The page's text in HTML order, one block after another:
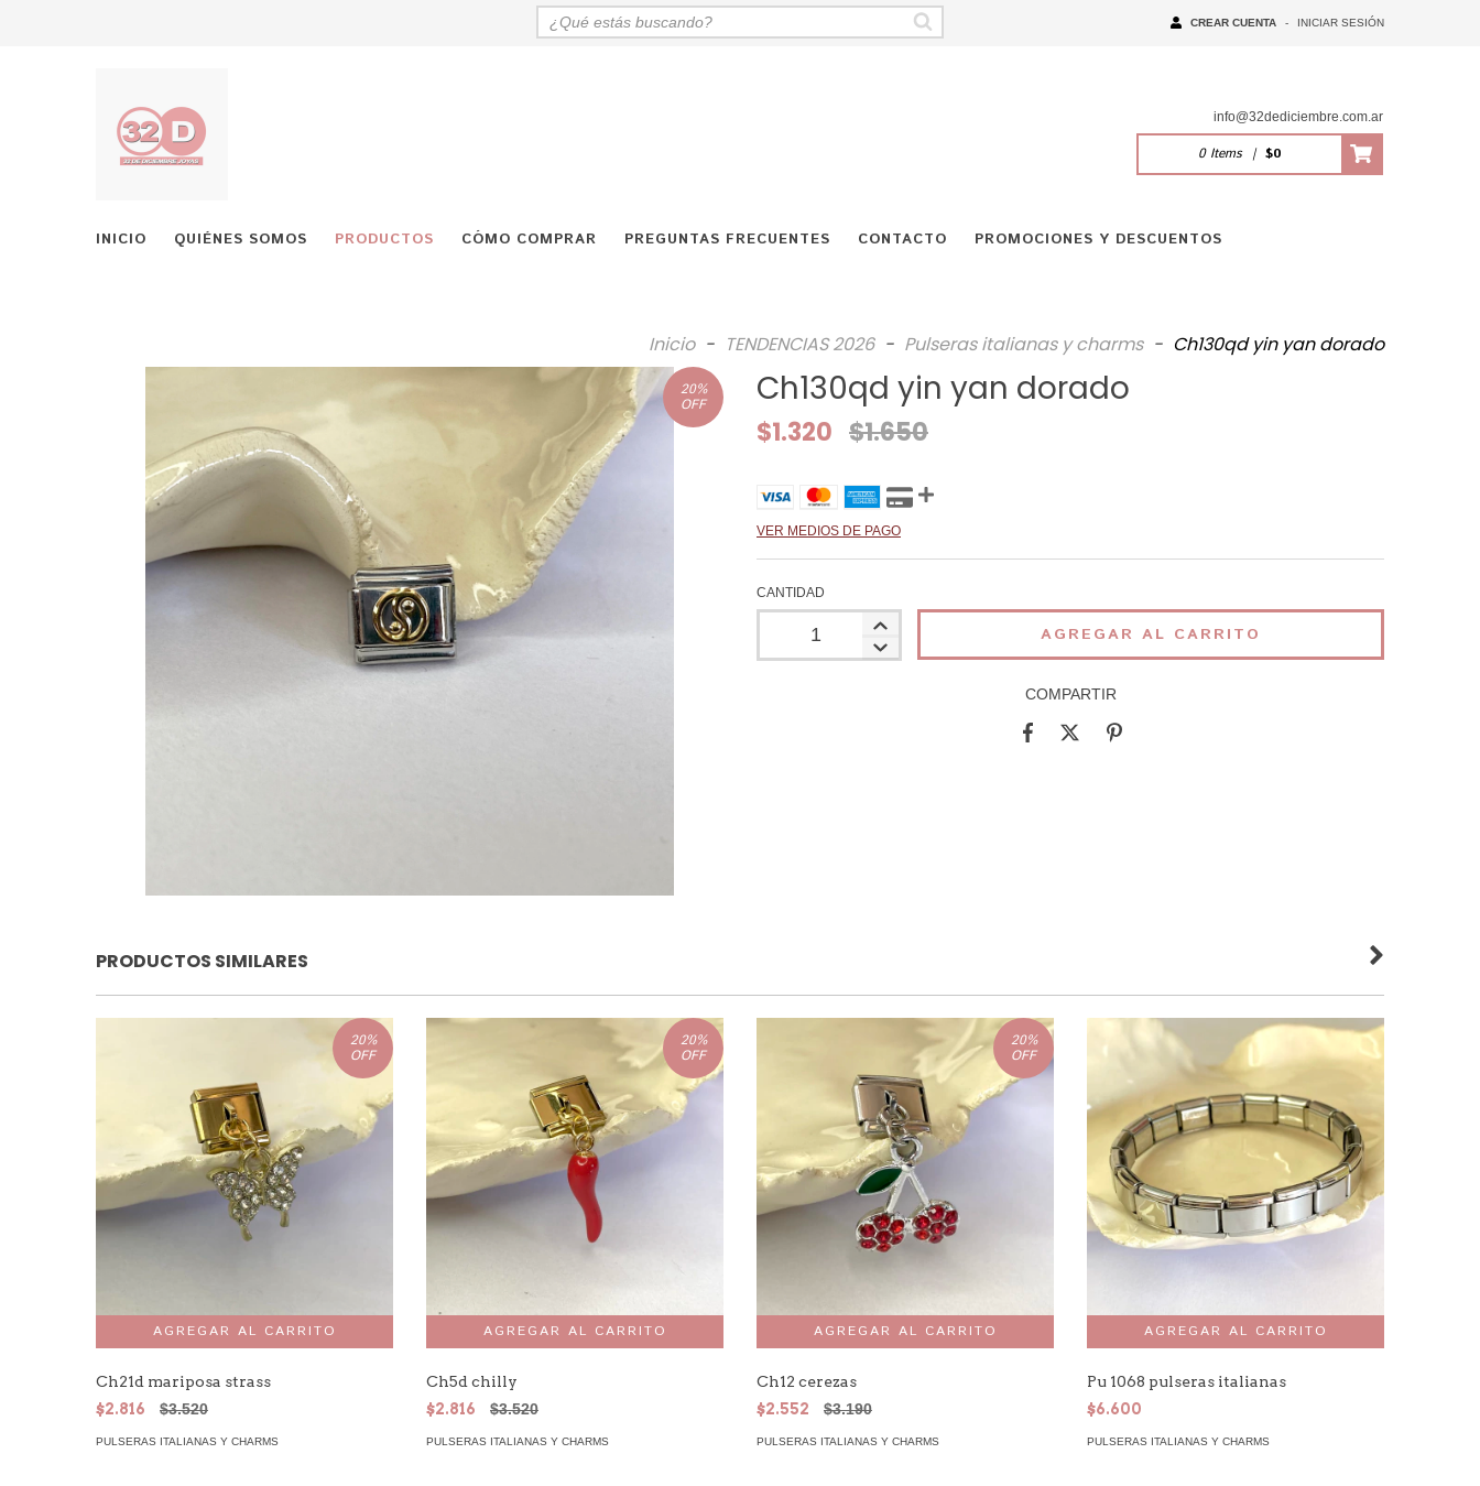
CREAR CUENTA - INICIAR SESIÓN
info@32dediciembre.com.ar
0 Items | $0
INICIO QUIÉNES SOMOS PRODUCTOS CÓMO COMPRAR PREGUNTAS FRECUENTES CONTACTO PROMOCIONES Y DESCUENTOS
Inicio - TENDENCIAS 2026 - Pulseras italianas y charms - Ch130qd yin yan dorado
20%
OFF
Ch130qd yin yan dorado
$1.320 $1.650
VER MEDIOS DE PAGO
CANTIDAD
COMPARTIR
PRODUCTOS SIMILARES
20%
OFF
Ch21d mariposa strass
$2.816
$3.520
PULSERAS ITALIANAS Y CHARMS
20%
OFF
Ch5d chilly
$2.816
$3.520
PULSERAS ITALIANAS Y CHARMS
20%
OFF
Ch12 cerezas
$2.552
$3.190
PULSERAS ITALIANAS Y CHARMS
Pu 1068 pulseras italianas
$6.600
PULSERAS ITALIANAS Y CHARMS